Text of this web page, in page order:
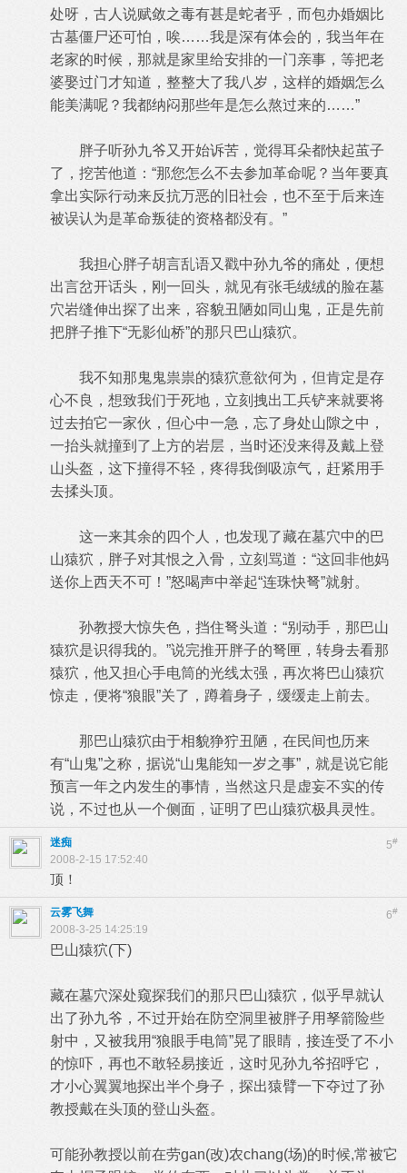
处呀，古人说赋敛之毒有甚是蛇者乎，而包办婚姻比
古墓僵尸还可怕，唉……我是深有体会的，我当年在
老家的时候，那就是家里给安排的一门亲事，等把老
婆娶过门才知道，整整大了我八岁，这样的婚姻怎么
能美满呢？我都纳闷那些年是怎么熬过来的……”
胖子听孙九爷又开始诉苦，觉得耳朵都快起茧子
了，挖苦他道：“那您怎么不去参加革命呢？当年要真
拿出实际行动来反抗万恶的旧社会，也不至于后来连
被误认为是革命叛徒的资格都没有。”
我担心胖子胡言乱语又戳中孙九爷的痛处，便想
出言岔开话头，刚一回头，就见有张毛绒绒的脸在墓
穴岩缝伸出探了出来，容貌丑陋如同山鬼，正是先前
把胖子推下“无影仙桥”的那只巴山猿狖。
我不知那鬼鬼祟祟的猿狖意欲何为，但肯定是存
心不良，想致我们于死地，立刻拽出工兵铲来就要将
过去拍它一家伙，但心中一急，忘了身处山隙之中，
一抬头就撞到了上方的岩层，当时还没来得及戴上登
山头盔，这下撞得不轻，疼得我倒吸凉气，赶紧用手
去揉头顶。
这一来其余的四个人，也发现了藏在墓穴中的巴
山猿狖，胖子对其恨之入骨，立刻骂道：“这回非他妈
送你上西天不可！”怒喝声中举起“连珠快弩”就射。
孙教授大惊失色，挡住弩头道：“别动手，那巴山
猿狖是识得我的。”说完推开胖子的弩匣，转身去看那
猿狖，他又担心手电筒的光线太强，再次将巴山猿狖
惊走，便将“狼眼”关了，蹲着身子，缓缓走上前去。
那巴山猿狖由于相貌狰狞丑陋，在民间也历来
有“山鬼”之称，据说“山鬼能知一岁之事”，就是说它能
预言一年之内发生的事情，当然这只是虚妄不实的传
说，不过也从一个侧面，证明了巴山猿狖极具灵性。
5#
迷痴
2008-2-15 17:52:40
顶！
6#
云雾飞舞
2008-3-25 14:25:19
巴山猿狖(下)
藏在墓穴深处窥探我们的那只巴山猿狖，似乎早就认
出了孙九爷，不过开始在防空洞里被胖子用孥箭险些
射中，又被我用“狼眼手电筒”晃了眼睛，接连受了不小
的惊吓，再也不敢轻易接近，这时见孙九爷招呼它，
才小心翼翼地探出半个身子，探出猿臂一下夺过了孙
教授戴在头顶的登山头盔。
可能孙教授以前在劳gan(改)农chang(场)的时候,常被它